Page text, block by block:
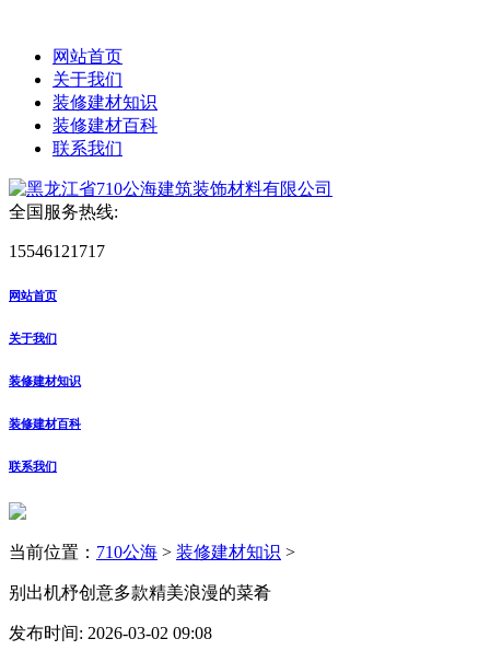
网站首页
关于我们
装修建材知识
装修建材百科
联系我们
全国服务热线:
15546121717
网站首页
关于我们
装修建材知识
装修建材百科
联系我们
当前位置： 710公海 > 装修建材知识 >
别出机杼创意多款精美浪漫的菜肴
发布时间: 2026-03-02 09:08